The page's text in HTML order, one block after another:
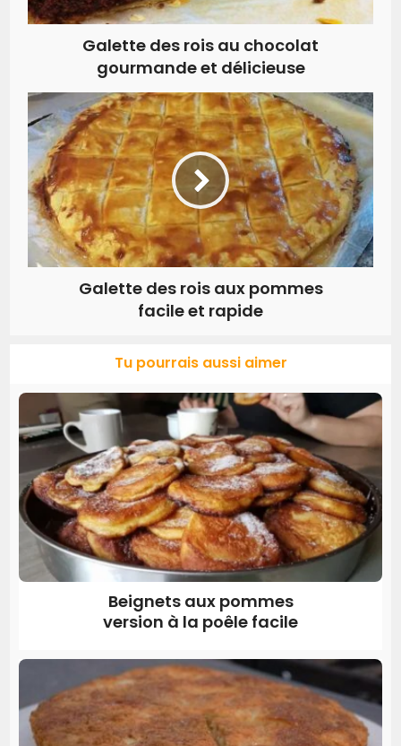
Galette des rois au chocolat
gourmande et délicieuse
Galette des rois aux pommes
facile et rapide
Tu pourrais aussi aimer
Beignets aux pommes
version à la poêle facile